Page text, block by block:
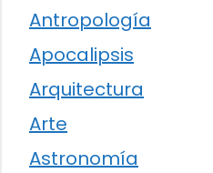
Antropología
Apocalipsis
Arquitectura
Arte
Astronomía